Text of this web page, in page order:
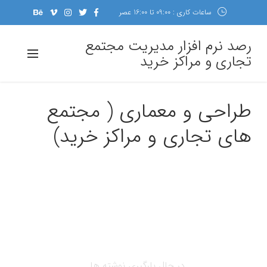
ساعات کاری : 09:00 تا 16:00 عصر
رصد نرم افزار مدیریت مجتمع
تجاری و مراکز خرید
طراحی و معماری ( مجتمع
های تجاری و مراکز خرید)